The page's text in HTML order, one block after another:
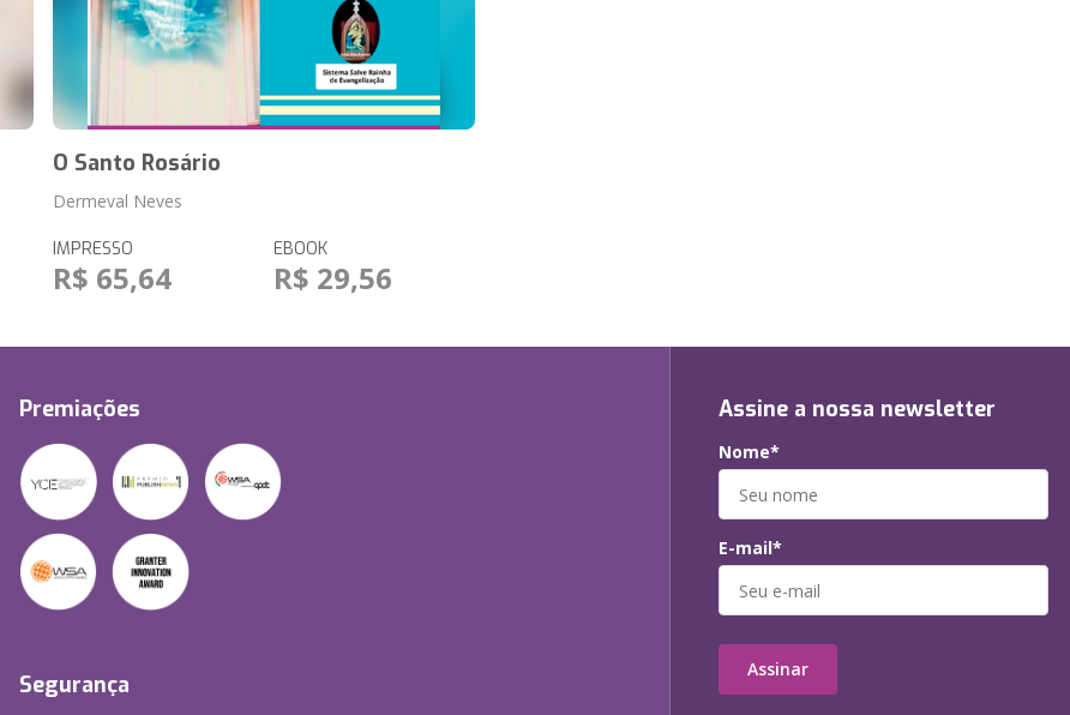
O Santo Rosário
Dermeval Neves
IMPRESSO
R$ 65,64
EBOOK
R$ 29,56
Premiações
Segurança
Assine a nossa newsletter
Nome*
E-mail*
Assinar